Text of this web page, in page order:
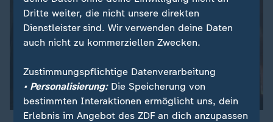
Dritte weiter, die nicht unsere direkten
Dienstleister sind. Wir verwenden deine Daten
auch nicht zu kommerziellen Zwecken.
Zustimmungspflichtige Datenverarbeitung
• Personalisierung:Die Speicherung von
bestimmten Interaktionen ermöglicht uns, dein
Erlebnis im Angebot des ZDF an dich anzupassen